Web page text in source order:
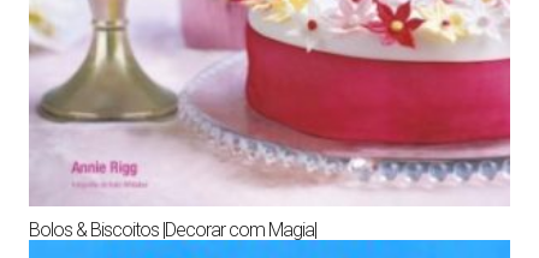
Bolos & Biscoitos |Decorar com Magia|